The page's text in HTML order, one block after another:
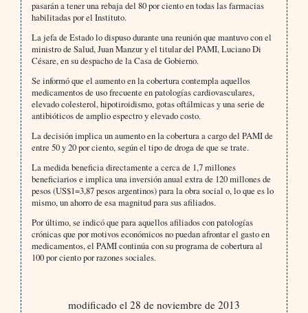
pasarán a tener una rebaja del 80 por ciento en todas las farmacias
habilitadas por el Instituto.
La jefa de Estado lo dispuso durante una reunión que mantuvo con el
ministro de Salud, Juan Manzur y el titular del PAMI, Luciano Di
Césare, en su despacho de la Casa de Gobierno.
Se informó que el aumento en la cobertura contempla aquellos
medicamentos de uso frecuente en patologías cardiovasculares,
elevado colesterol, hipotiroidismo, gotas oftálmicas y una serie de
antibióticos de amplio espectro y elevado costo.
La decisión implica un aumento en la cobertura a cargo del PAMI de
entre 50 y 20 por ciento, según el tipo de droga de que se trate.
La medida beneficia directamente a cerca de 1,7 millones
beneficiarios e implica una inversión anual extra de 120 millones de
pesos (US$1=3,87 pesos argentinos) para la obra social o, lo que es lo
mismo, un ahorro de esa magnitud para sus afiliados.
Por último, se indicó que para aquellos afiliados con patologías
crónicas que por motivos económicos no puedan afrontar el gasto en
medicamentos, el PAMI continúa con su programa de cobertura al
100 por ciento por razones sociales.
modificado el 28 de noviembre de 2013